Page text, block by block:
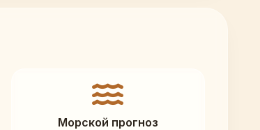
Морской прогноз